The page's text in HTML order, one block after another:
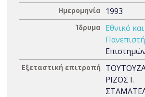
Ημερομηνία 1993
Ίδρυμα
Εθνικό
Εξεταστική επιτροπή
ΡΙΖΟΣ Ι.